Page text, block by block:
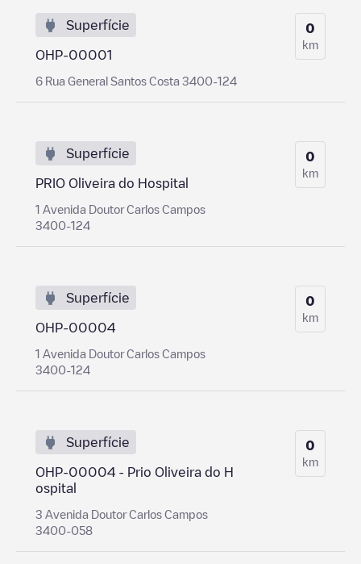
Superfície
OHP-00001
6 Rua General Santos Costa 3400-124
0
km
Superfície
PRIO Oliveira do Hospital
1 Avenida Doutor Carlos Campos
3400-124
0
km
Superfície
OHP-00004
1 Avenida Doutor Carlos Campos
3400-124
0
km
Superfície
OHP-00004 - Prio Oliveira do H
ospital
3 Avenida Doutor Carlos Campos
3400-058
0
km